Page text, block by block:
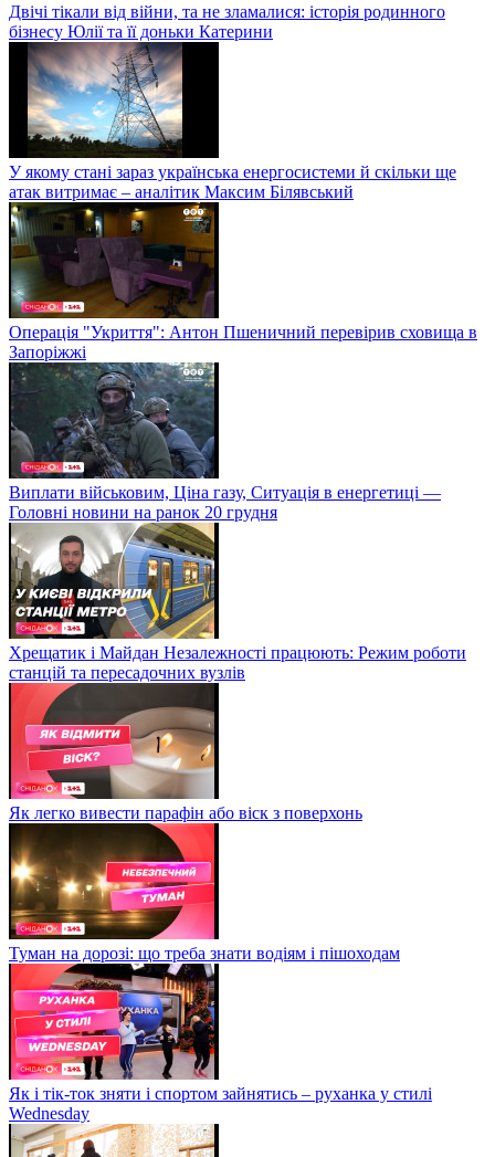
Двічі тікали від війни, та не зламалися: історія родинного
бізнесу Юлії та її доньки Катерини
У якому стані зараз українська енергосистеми й скільки ще
атак витримає – аналітик Максим Білявський
Операція "Укриття": Антон Пшеничний перевірив сховища в
Запоріжжі
Виплати військовим, Ціна газу, Ситуація в енергетиці —
Головні новини на ранок 20 грудня
Хрещатик і Майдан Незалежності працюють: Режим роботи
станцій та пересадочних вузлів
Як легко вивести парафін або віск з поверхонь
Туман на дорозі: що треба знати водіям і пішоходам
Як і тік-ток зняти і спортом зайнятись – руханка у стилі
Wednesday